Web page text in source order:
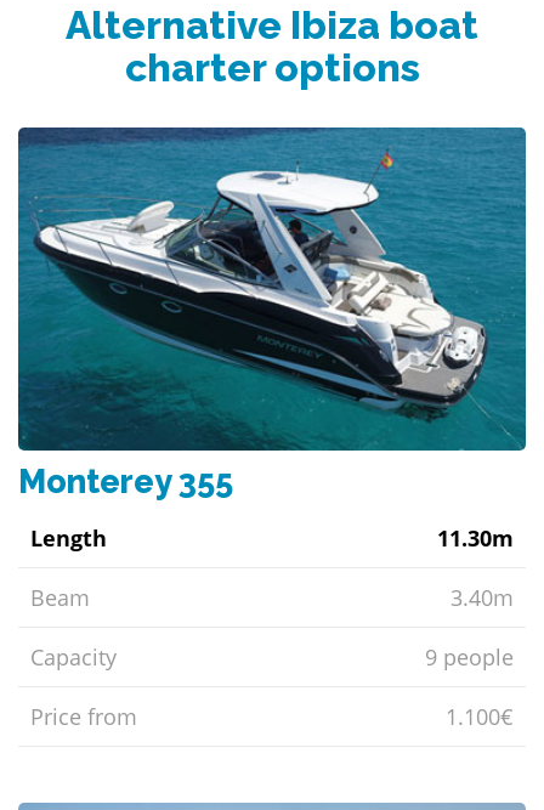
Alternative Ibiza boat
charter options
Monterey 355
Length 11.30m
Beam 3.40m
Capacity 9 people
Price from 1.100€